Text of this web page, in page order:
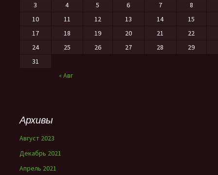
« Авг
3
4 5 6 7
8
10
11 12 13 14
15
17
18 19 20 21
22
24
25 26 27 28
29
31
Архивы
Август 2023
Декабрь 2021
Апрель 2021